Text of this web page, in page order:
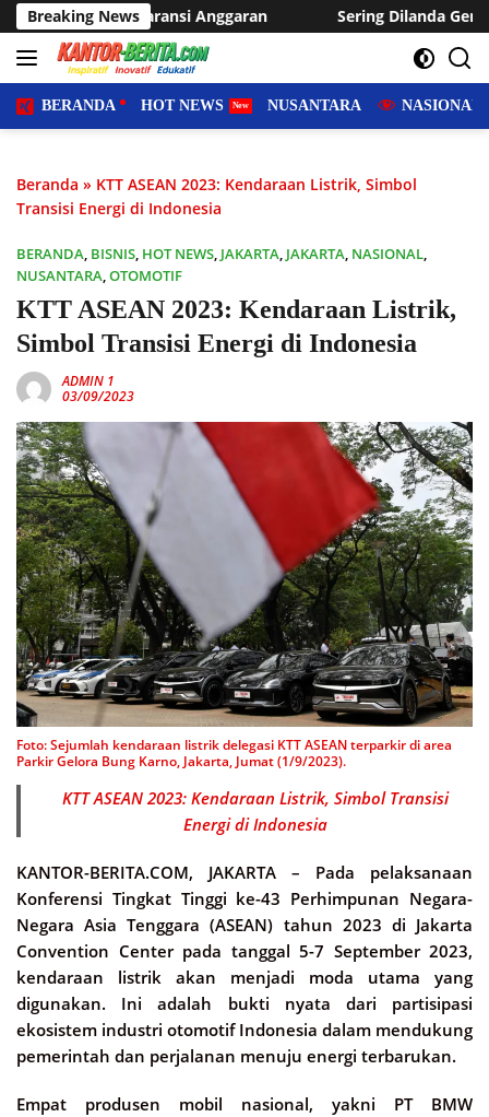
Langsung
ke
konten
Breaking NewsSering Dilanda Genangan, Desa Sukaraja
BERANDA HOT NEWS NUSANTARA NASIONAL
Beranda » KTT ASEAN 2023: Kendaraan Listrik, Simbol
Transisi Energi di Indonesia
BERANDA, BISNIS, HOT NEWS, JAKARTA, JAKARTA, NASIONAL,
NUSANTARA,OTOMOTIF
KTT ASEAN 2023: Kendaraan Listrik,
Simbol Transisi Energi di Indonesia
ADMIN 1
03/09/2023
Foto: Sejumlah kendaraan listrik delegasi KTT ASEAN terparkir di area
Parkir Gelora Bung Karno, Jakarta, Jumat (1/9/2023).
KTT ASEAN 2023: Kendaraan Listrik, Simbol Transisi
Energi di Indonesia
KANTOR-BERITA.COM, JAKARTA – Pada pelaksanaan
Konferensi Tingkat Tinggi ke-43 Perhimpunan Negara-
Negara Asia Tenggara (ASEAN) tahun 2023 di Jakarta
Convention Center pada tanggal 5-7 September 2023,
kendaraan listrik akan menjadi moda utama yang
digunakan. Ini adalah bukti nyata dari partisipasi
ekosistem industri otomotif Indonesia dalam mendukung
pemerintah dan perjalanan menuju energi terbarukan.
Empat produsen mobil nasional, yakni PT BMW